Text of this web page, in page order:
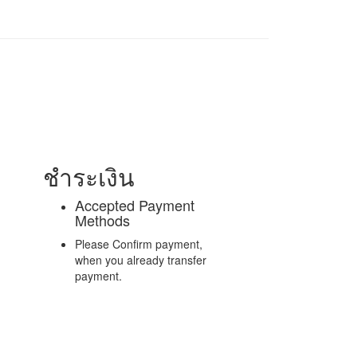
ชำระเงิน
Accepted Payment
Methods
Please Confirm payment,
when you already transfer
payment.